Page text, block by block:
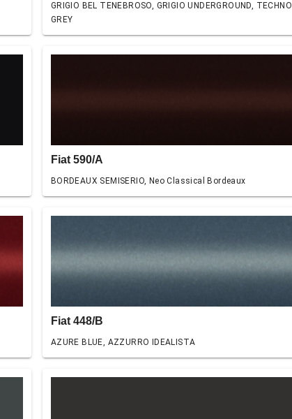
GRIGIO BEL TENEBROSO, GRIGIO UNDERGROUND, TECHNO
GREY
Fiat 590/A
BORDEAUX SEMISERIO, Neo Classical Bordeaux
Fiat 448/B
AZURE BLUE, AZZURRO IDEALISTA